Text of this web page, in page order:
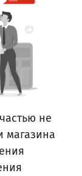
не
магазина